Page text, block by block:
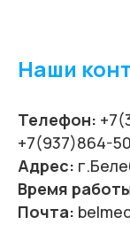
Наши
Телефон:
+7(937)864-
Адрес:
Время
Почта: